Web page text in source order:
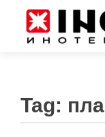
Tag: